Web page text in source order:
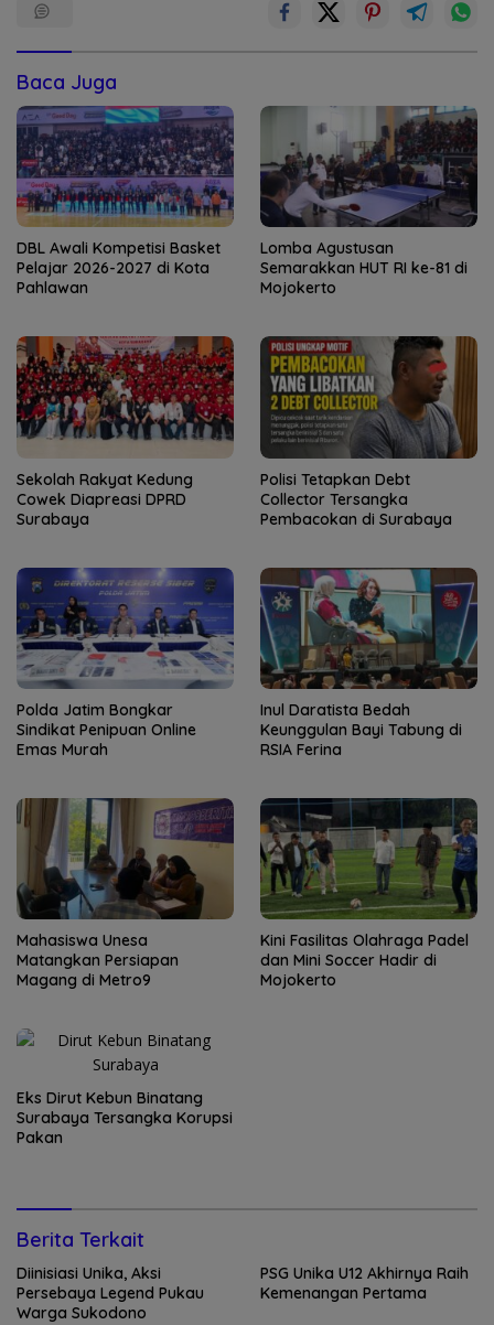
Baca Juga
DBL Awali Kompetisi Basket
Pelajar 2026-2027 di Kota
Pahlawan
Lomba Agustusan
Semarakkan HUT RI ke-81 di
Mojokerto
Sekolah Rakyat Kedung
Cowek Diapreasi DPRD
Surabaya
Polisi Tetapkan Debt
Collector Tersangka
Pembacokan di Surabaya
Polda Jatim Bongkar
Sindikat Penipuan Online
Emas Murah
Inul Daratista Bedah
Keunggulan Bayi Tabung di
RSIA Ferina
Mahasiswa Unesa
Matangkan Persiapan
Magang di Metro9
Kini Fasilitas Olahraga Padel
dan Mini Soccer Hadir di
Mojokerto
Eks Dirut Kebun Binatang
Surabaya Tersangka Korupsi
Pakan
Berita Terkait
Diinisiasi Unika, Aksi
Persebaya Legend Pukau
Warga Sukodono
PSG Unika U12 Akhirnya Raih
Kemenangan Pertama